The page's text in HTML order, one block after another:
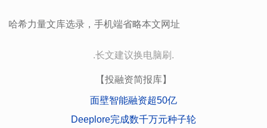
哈希力量文库选录，手机端省略本文网址
.长文建议换电脑刷.
【投融资简报库】
面壁智能融资超50亿
Deeplore完成数千万元种子轮